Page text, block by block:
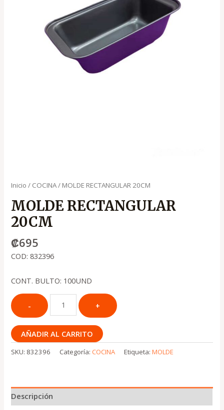
Inicio / COCINA/ MOLDE RECTANGULAR 20CM
MOLDE RECTANGULAR
20CM
₡695
COD: 832396
CONT. BULTO: 100UND
AÑADIR AL CARRITO
SKU: 832396 Categoría:COCINA Etiqueta:MOLDE
Descripción